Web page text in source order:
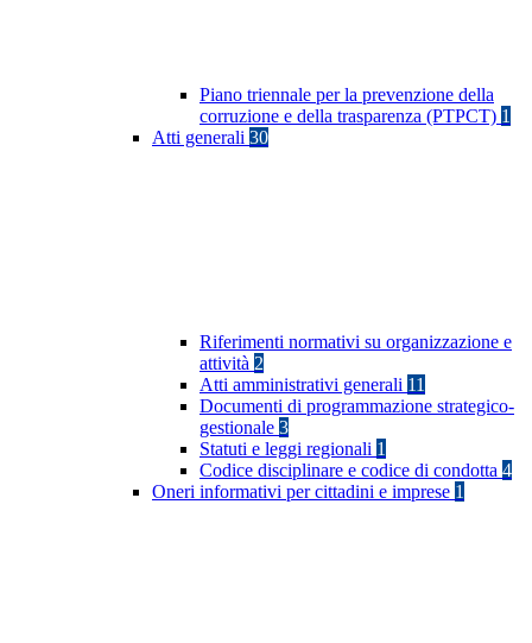
Piano triennale per la prevenzione della
corruzione e della trasparenza (PTPCT) 1
Atti generali 30
Riferimenti normativi su organizzazione e
attività 2
Atti amministrativi generali 11
Documenti di programmazione strategico-
gestionale 3
Statuti e leggi regionali 1
Codice disciplinare e codice di condotta 4
Oneri informativi per cittadini e imprese 1